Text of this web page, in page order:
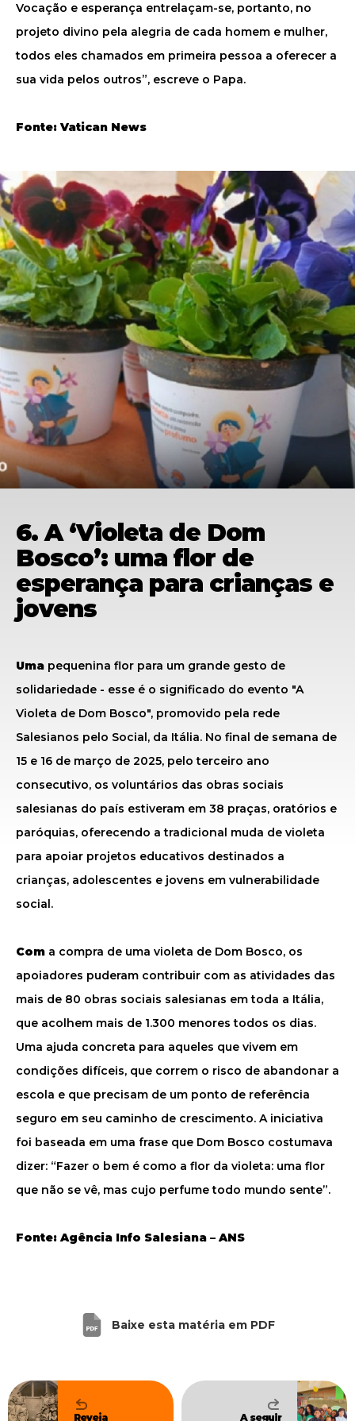
Vocação e esperança entrelaçam-se, portanto, no
projeto divino pela alegria de cada homem e mulher,
todos eles chamados em primeira pessoa a oferecer a
sua vida pelos outros”, escreve o Papa.
Fonte: Vatican News
6. A ‘Violeta de Dom
Bosco’: uma flor de
esperança para crianças e
jovens
Uma pequenina flor para um grande gesto de
solidariedade - esse é o significado do evento "A
Violeta de Dom Bosco", promovido pela rede
Salesianos pelo Social, da Itália. No final de semana de
15 e 16 de março de 2025, pelo terceiro ano
consecutivo, os voluntários das obras sociais
salesianas do país estiveram em 38 praças, oratórios e
paróquias, oferecendo a tradicional muda de violeta
para apoiar projetos educativos destinados a
crianças, adolescentes e jovens em vulnerabilidade
social.
Com a compra de uma violeta de Dom Bosco, os
apoiadores puderam contribuir com as atividades das
mais de 80 obras sociais salesianas em toda a Itália,
que acolhem mais de 1.300 menores todos os dias.
Uma ajuda concreta para aqueles que vivem em
condições difíceis, que correm o risco de abandonar a
escola e que precisam de um ponto de referência
seguro em seu caminho de crescimento. A iniciativa
foi baseada em uma frase que Dom Bosco costumava
dizer: “Fazer o bem é como a flor da violeta: uma flor
que não se vê, mas cujo perfume todo mundo sente”.
Fonte: Agência Info Salesiana – ANS
Baixe esta matéria em PDF
Reveja A seguir